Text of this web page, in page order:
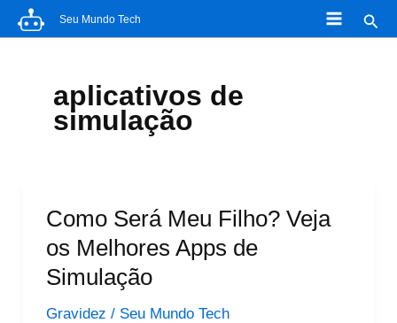
para
Seu Mundo Tech
aplicativos de
simulação
Como Será Meu Filho? Veja
os Melhores Apps de
Simulação
Gravidez / Seu Mundo Tech